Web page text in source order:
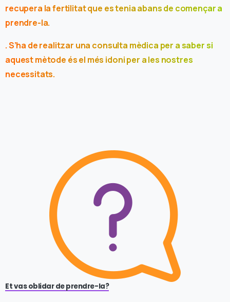
recupera la fertilitat que es tenia abans de començar a
prendre-la.
. S’ha de realitzar una consulta mèdica per a saber si
aquest mètode és el més idoni per a les nostres
necessitats.
Et vas oblidar de prendre-la?